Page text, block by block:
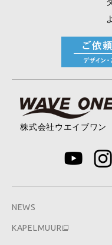
株式会社ウエイブワン
NEWS
KAPELMUUR